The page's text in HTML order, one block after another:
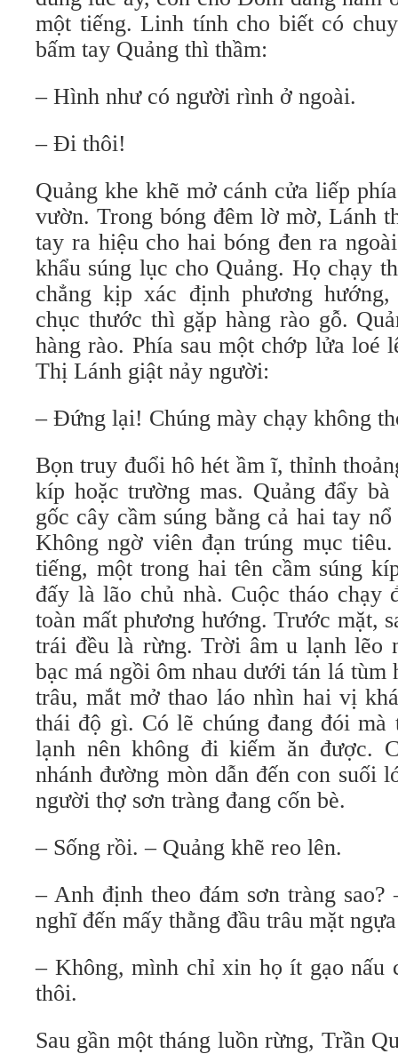
một tiếng. Linh tính cho biết có
bấm tay Quảng thì thầm:
– Hình như có người rình ở ngoài.
– Đi thôi!
Quảng khe khẽ mở cánh cửa liếp
vườn. Trong bóng đêm lờ mờ, Lánh
tay ra hiệu cho hai bóng đen ra
khẩu súng lục cho Quảng. Họ chạy
chẳng kịp xác định phương
chục thước thì gặp hàng rào gỗ.
hàng rào. Phía sau một chớp lửa loé
Thị Lánh giật nảy người:
– Đứng lại! Chúng mày chạy không
Bọn truy đuổi hô hét ầm ĩ, thỉnh
kíp hoặc trường mas. Quảng đẩy
gốc cây cầm súng bằng cả hai tay
Không ngờ viên đạn trúng mục
tiếng, một trong hai tên cầm súng
đấy là lão chủ nhà. Cuộc tháo chạy
toàn mất phương hướng. Trước mặt,
trái đều là rừng. Trời âm u lạnh lẽo
bạc má ngồi ôm nhau dưới tán lá tùm
trâu, mắt mở thao láo nhìn hai vị
thái độ gì. Có lẽ chúng đang đói
lạnh nên không đi kiếm ăn được.
nhánh đường mòn dẫn đến con suối
người thợ sơn tràng đang cốn bè.
– Sống rồi. – Quảng khẽ reo lên.
– Anh định theo đám sơn tràng
nghĩ đến mấy thằng đầu trâu mặt
– Không, mình chỉ xin họ ít gạo nấu
thôi.
Sau gần một tháng luồn rừng, Trần